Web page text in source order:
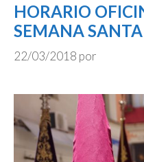
HORARIO
SEMANA
22/03/2018 por